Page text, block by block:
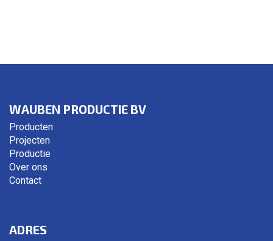
WAUBEN PRODUCTIE BV
Producten
Projecten
Productie
Over ons
Contact
ADRES